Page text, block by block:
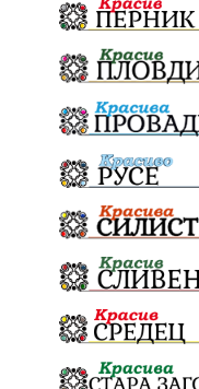
Индустриализация
ТониСтораро
ЯнкаРупкина
СигналиБезОтговор
НародноСъбрание